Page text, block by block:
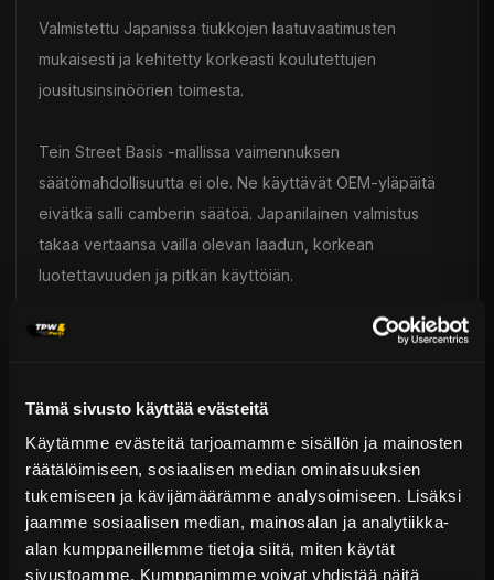
Tämä sivusto käyttää evästeitä
Käytämme evästeitä tarjoamamme sisällön ja mainosten
räätälöimiseen, sosiaalisen median ominaisuuksien
tukemiseen ja kävijämäärämme analysoimiseen. Lisäksi
jaamme sosiaalisen median, mainosalan ja analytiikka-
alan kumppaneillemme tietoja siitä, miten käytät
sivustoamme. Kumppanimme voivat yhdistää näitä
Valmistettu Japanissa tiukkojen laatuvaatimusten
mukaisesti ja kehitetty korkeasti koulutettujen
jousitusinsinöörien toimesta.
Tein Street Basis -mallissa vaimennuksen
säätömahdollisuutta ei ole. Ne käyttävät OEM-yläpäitä
eivätkä salli camberin säätöä. Japanilainen valmistus
takaa vertaansa vailla olevan laadun, korkean
luotettavuuden ja pitkän käyttöiän.
Toimitus & Palautukset
Kaupan sijainnissa olevat tuotteet 1–3 arkipäivässä
Päävaraston tuotteet 7 arkipäivässä
Jälkitoimitustuotteet noin 20 arkipäivässä
Ilmainen toimitus yli 300 € tilauksiin
14 päivän palautusoikeus
asiakaspalvelu@tpwparts.com
Puhelin: +358 449011828
TEIN - Alustasarjat
KATSO LISÄÄ